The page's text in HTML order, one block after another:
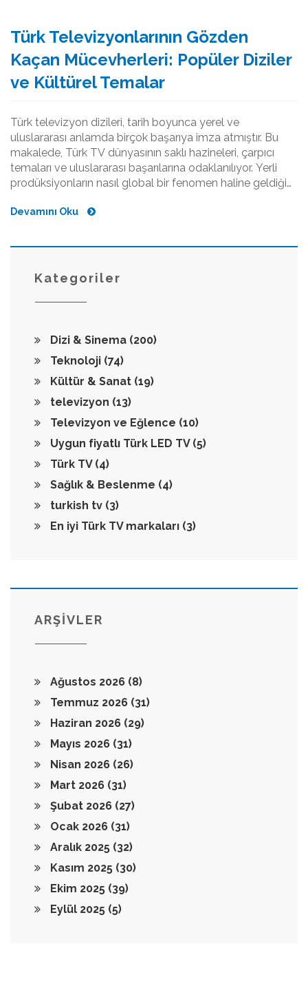
Türk Televizyonlarının Gözden
Kaçan Mücevherleri: Popüler Diziler
ve Kültürel Temalar
Türk televizyon dizileri, tarih boyunca yerel ve
uluslararası anlamda birçok başarıya imza atmıştır. Bu
makalede, Türk TV dünyasının saklı hazineleri, çarpıcı
temaları ve uluslararası başarılarına odaklanılıyor. Yerli
prodüksiyonların nasıl global bir fenomen haline geldiği
Türk kültürünü ve değerlerini nasıl yansıttığı üzerine
Devamını Oku
Kategoriler
Dizi & Sinema (200)
Teknoloji (74)
Kültür & Sanat (19)
televizyon (13)
Televizyon ve Eğlence (10)
Uygun fiyatlı Türk LED TV (5)
Türk TV (4)
Sağlık & Beslenme (4)
turkish tv (3)
En iyi Türk TV markaları (3)
ARŞİVLER
Ağustos 2026 (8)
Temmuz 2026 (31)
Haziran 2026 (29)
Mayıs 2026 (31)
Nisan 2026 (26)
Mart 2026 (31)
Şubat 2026 (27)
Ocak 2026 (31)
Aralık 2025 (32)
Kasım 2025 (30)
Ekim 2025 (39)
Eylül 2025 (5)